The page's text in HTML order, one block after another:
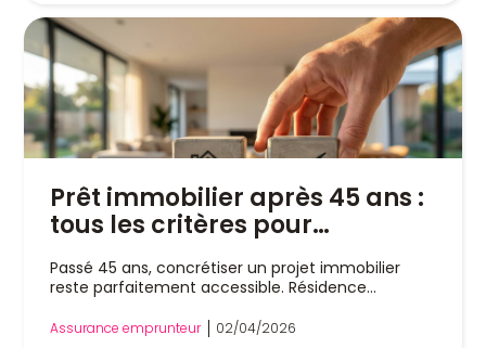
Prêt immobilier après 45 ans :
tous les critères pour
Passé 45 ans, concrétiser un projet immobilier
reste parfaitement accessible. Résidence
Assurance emprunteur 02/04/2026